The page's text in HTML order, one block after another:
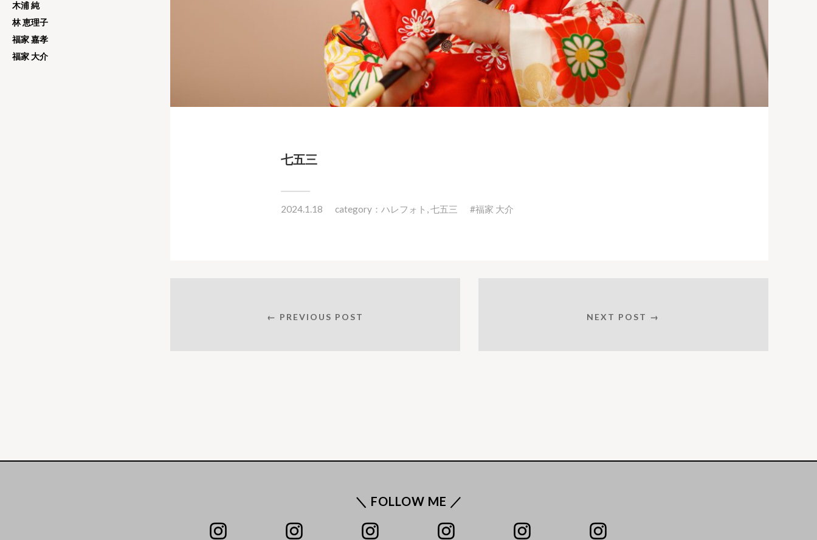
七五三
2024.1.18 category： ハレフォト ,七五三 福家 大介
← PREVIOUS POST NEXT POST →
木浦 純
林 恵理子
福家 嘉孝
福家 大介
＼ FOLLOW ME ／